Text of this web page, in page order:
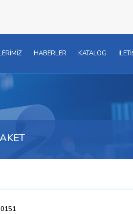
HABERLER KATALOG